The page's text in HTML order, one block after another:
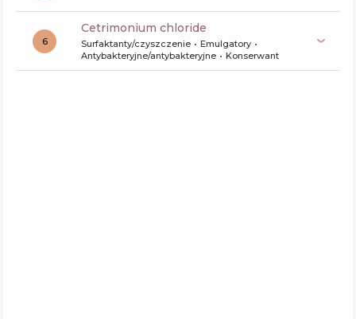
6
cetrimonium chloride
Surfaktanty/czyszczenie
Emulgatory
Antybakteryjne/antybakteryjne
Konserwant